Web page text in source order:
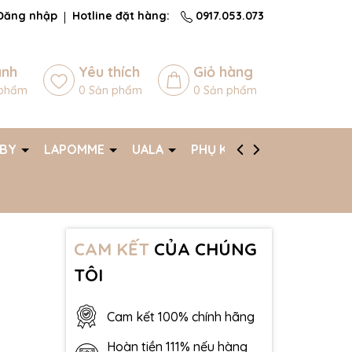
nhập Hotline đặt hàng: 0917.053.073
Yêu thích
0 Sản phẩm
Giỏ hàng
0 Sản phẩm
LAPOMME UALA PHỤ KIỆN
CAM KẾTCỦA CHÚNG
TÔI
Cam kết 100% chính hãng
Hoàn tiền 111% nếu hàng